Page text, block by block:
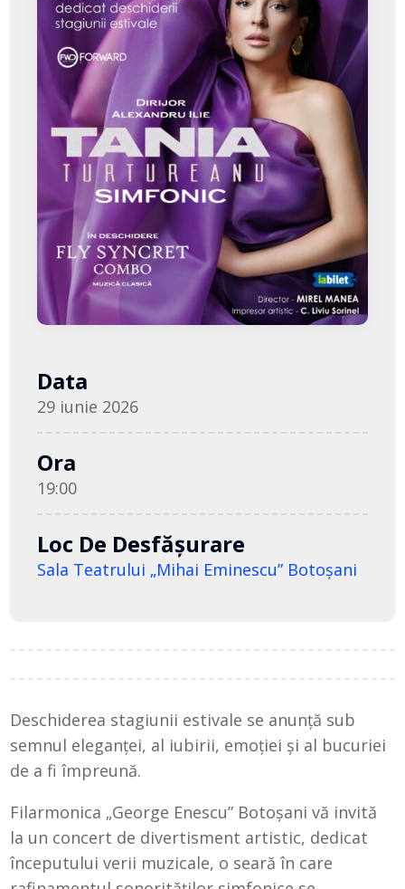
Data
29 iunie 2026
Ora
19:00
Loc De Desfășurare
Sala Teatrului „Mihai Eminescu” Botoşani
Deschiderea stagiunii estivale se anunță sub
semnul eleganței, al iubirii, emoției și al bucuriei
de a fi împreună.
Filarmonica „George Enescu” Botoșani vă invită
la un concert de divertisment artistic, dedicat
începutului verii muzicale, o seară în care